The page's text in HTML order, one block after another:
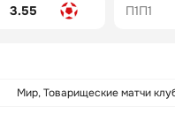
3.55 П1П1
Мир, Товарищеские матчи